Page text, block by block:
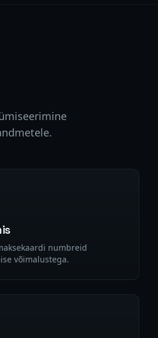
numbreid
võimalustega.